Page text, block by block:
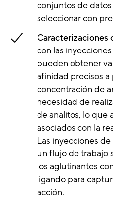
conjuntos de
seleccionar con
Caracterizaciones
con las
pueden obtener
afinidad precisos a
concentración de
necesidad de
de analitos, lo que
asociados con la
Las inyecciones
un flujo de trabajo
los aglutinantes
ligando para
acción.